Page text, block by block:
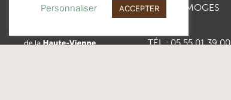
87280 LIMOGES
TÉL : 05 55 01 39 00
Personnaliser
ACCEPTER